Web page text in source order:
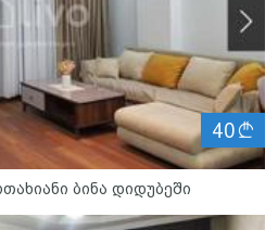
40
ბინა დიდუბეში